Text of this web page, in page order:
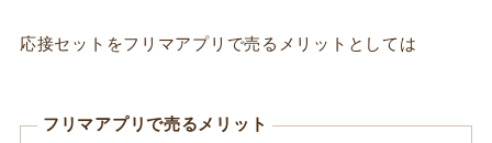
応接セットをフリマアプリで売るメリットとしては
フリマアプリで売るメリット